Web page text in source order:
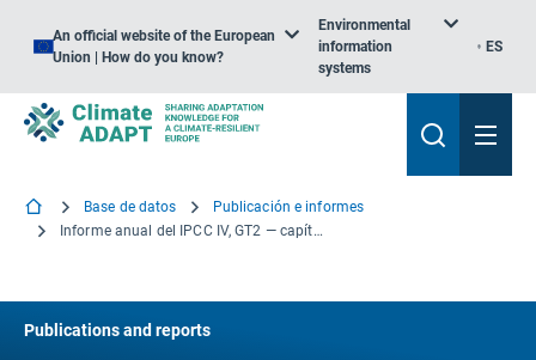
An official website of the European
Union | How do you know?
Environmental
information
systems
ES
Base de datos
Publicación e informes
Informe anual del IPCC IV, GT2 — capítulo 5: Alimentos, fibras y productos forestales
Publications and reports